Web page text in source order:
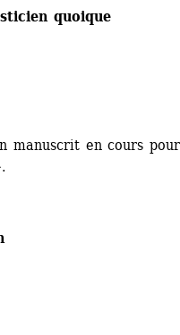
quoique
manuscrit en cours pour